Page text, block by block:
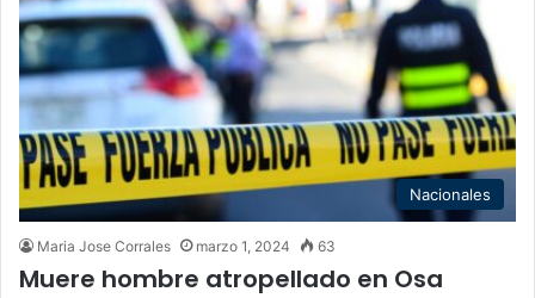
Nacionales
Maria Jose Corrales marzo 1, 2024 63
Muere hombre atropellado en Osa